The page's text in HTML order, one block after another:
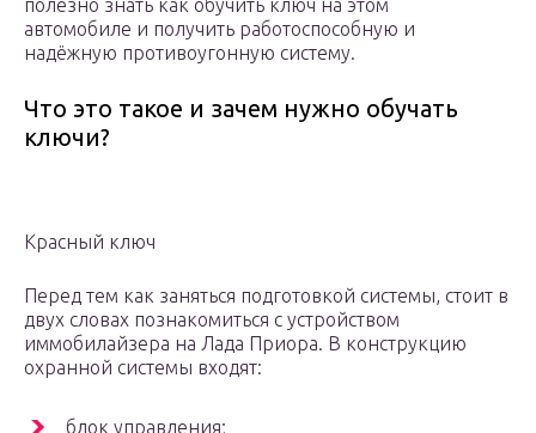
полезно знать как обучить ключ на этом
автомобиле и получить работоспособную и
надёжную противоугонную систему.
Что это такое и зачем нужно обучать
ключи?
Красный ключ
Перед тем как заняться подготовкой системы, стоит в
двух словах познакомиться с устройством
иммобилайзера на Лада Приора. В конструкцию
охранной системы входят:
блок управления;